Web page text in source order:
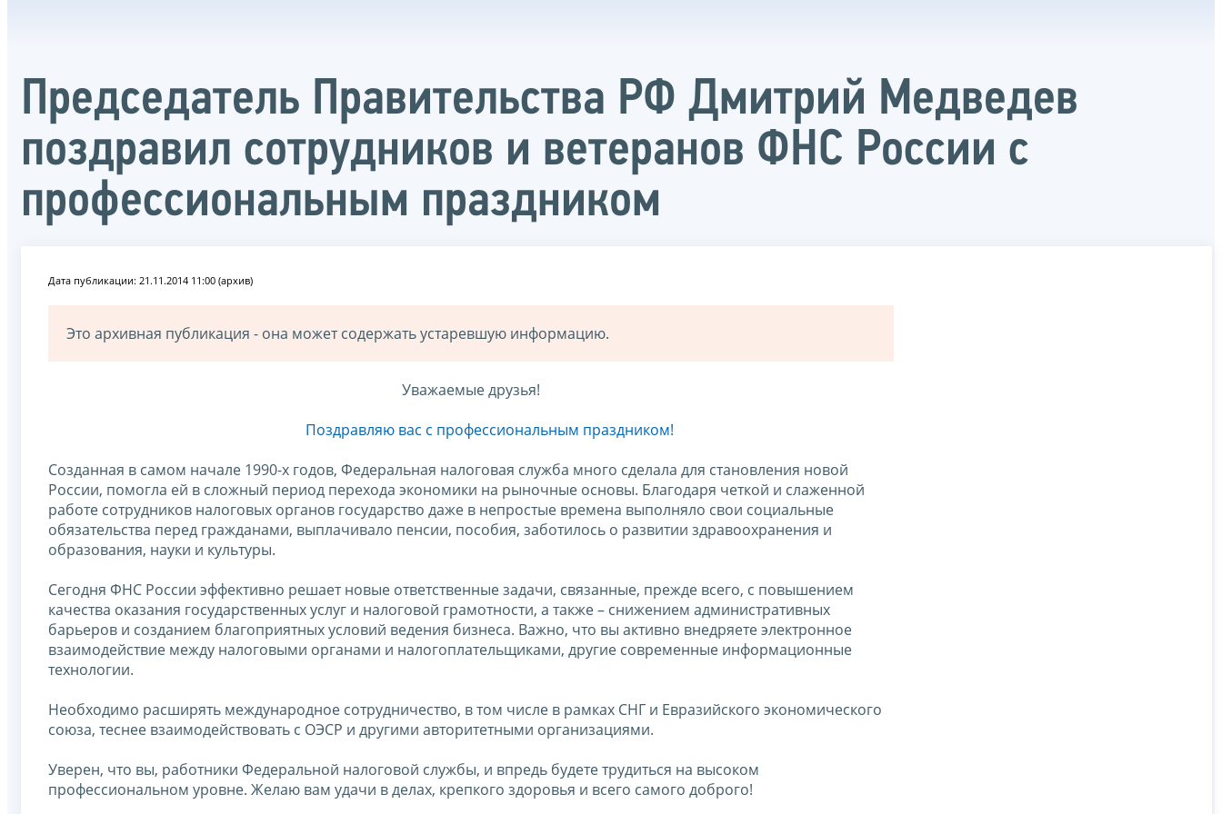
Председатель Правительства РФ Дмитрий Медведев
поздравил сотрудников и ветеранов ФНС России с
профессиональным праздником
Дата публикации: 21.11.2014 11:00 (архив)
Это архивная публикация - она может содержать устаревшую информацию.
Уважаемые друзья!
Поздравляю вас с профессиональным праздником!
Созданная в самом начале 1990-х годов, Федеральная налоговая служба много сделала для становления новой
России, помогла ей в сложный период перехода экономики на рыночные основы. Благодаря четкой и слаженной
работе сотрудников налоговых органов государство даже в непростые времена выполняло свои социальные
обязательства перед гражданами, выплачивало пенсии, пособия, заботилось о развитии здравоохранения и
образования, науки и культуры.
Сегодня ФНС России эффективно решает новые ответственные задачи, связанные, прежде всего, с повышением
качества оказания государственных услуг и налоговой грамотности, а также – снижением административных
барьеров и созданием благоприятных условий ведения бизнеса. Важно, что вы активно внедряете электронное
взаимодействие между налоговыми органами и налогоплательщиками, другие современные информационные
технологии.
Необходимо расширять международное сотрудничество, в том числе в рамках СНГ и Евразийского экономического
союза, теснее взаимодействовать с ОЭСР и другими авторитетными организациями.
Уверен, что вы, работники Федеральной налоговой службы, и впредь будете трудиться на высоком
профессиональном уровне. Желаю вам удачи в делах, крепкого здоровья и всего самого доброго!